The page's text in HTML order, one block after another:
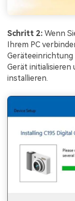
Schritt 2: Wenn
Ihrem PC
Geräteeinrichtung
Gerät initialisieren
installieren.